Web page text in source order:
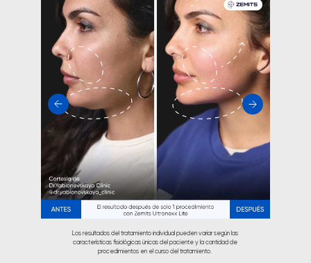
Los resultados del tratamiento individual pueden variar según las
características fisiológicas únicas del paciente y la cantidad de
procedimientos en el curso del tratamiento.